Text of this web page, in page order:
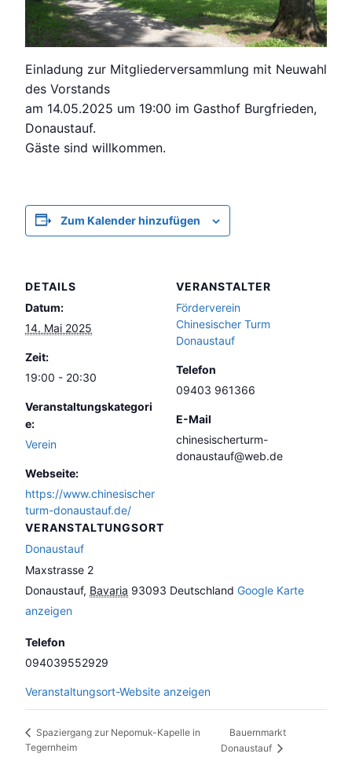
Einladung zur Mitgliederversammlung mit Neuwahl
des Vorstands
am 14.05.2025 um 19:00 im Gasthof Burgfrieden,
Donaustauf.
Gäste sind willkommen.
Zum Kalender hinzufügen
DETAILS
Datum:
14. Mai 2025
Zeit:
19:00 - 20:30
Veranstaltungskategori
e:
Verein
Webseite:
https://www.chinesischer
turm-donaustauf.de/
VERANSTALTUNGSORT
Donaustauf
Maxstrasse 2
Donaustauf, Bavaria 93093 Deutschland Google Karte
anzeigen
Telefon
094039552929
Veranstaltungsort-Website anzeigen
VERANSTALTER
Förderverein
Chinesischer Turm
Donaustauf
Telefon
09403 961366
E-Mail
chinesischerturm-
donaustauf@web.de
Spaziergang zur Nepomuk-Kapelle in
Tegernheim
Bauernmarkt
Donaustauf